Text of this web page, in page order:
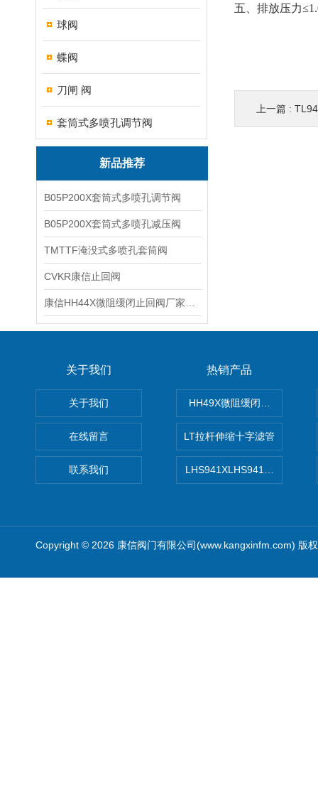
球阀
蝶阀
刀闸 阀
套筒式多喷孔调节阀
新品推荐
B05P200X套筒式多喷孔调节阀
B05P200X套筒式多喷孔减压阀
TMTTF淹没式多喷孔套筒阀
CVKR康信止回阀
五、 排放压力
上一篇 :
关于我们
关于我们
在线留言
联系我们
热销产品
HH49X微阻缓闭蝶式止回阀
LT拉杆伸缩十字滤管
LHS941XLHS941X调压调流
Copyright © 2026 康信阀门有限公司(www.kangxinfm.com) 版